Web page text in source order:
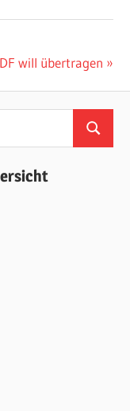
will übertragen
Suchen